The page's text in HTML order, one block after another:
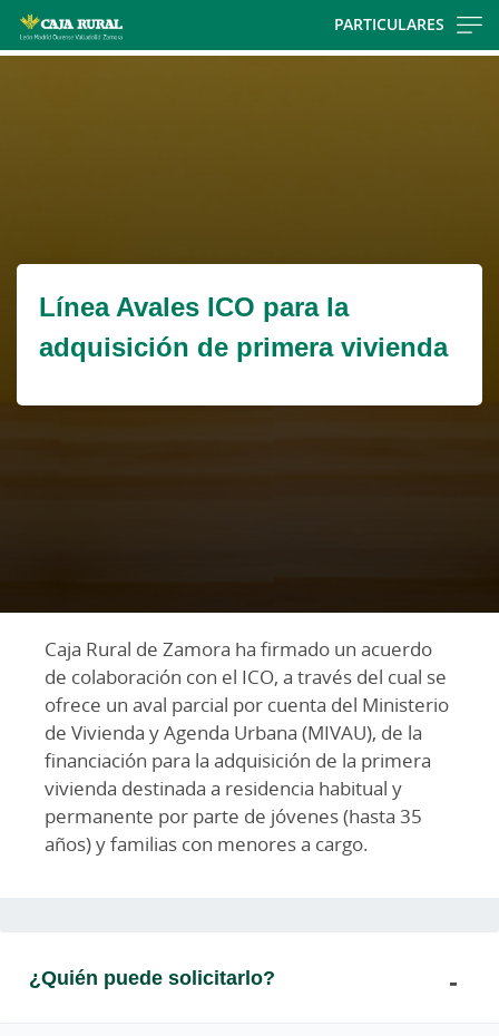
PARTICULARES
Línea Avales ICO para la
adquisición de primera vivienda
Caja Rural de Zamora ha firmado un acuerdo
de colaboración con el ICO, a través del cual se
ofrece un aval parcial por cuenta del Ministerio
de Vivienda y Agenda Urbana (MIVAU), de la
financiación para la adquisición de la primera
vivienda destinada a residencia habitual y
permanente por parte de jóvenes (hasta 35
años) y familias con menores a cargo.
¿Quién puede solicitarlo?